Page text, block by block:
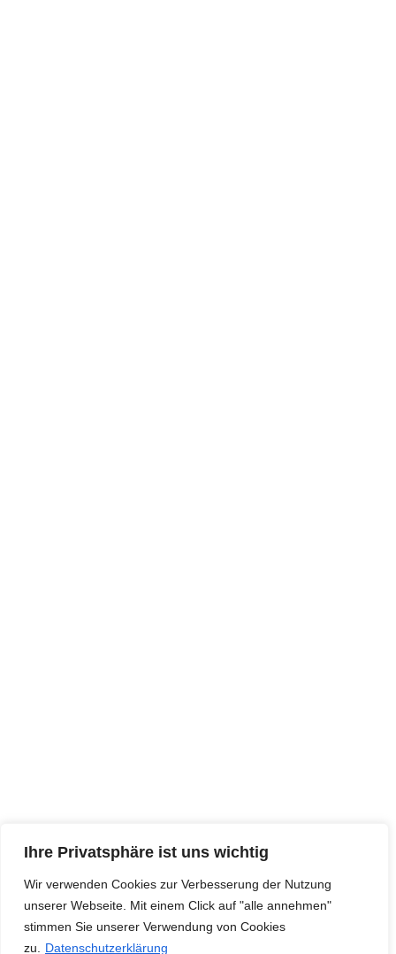
Ihre Privatsphäre ist uns wichtig
Wir verwenden Cookies zur Verbesserung der Nutzung
unserer Webseite. Mit einem Click auf "alle annehmen"
stimmen Sie unserer Verwendung von Cookies
zu.
Datenschutzerklärung